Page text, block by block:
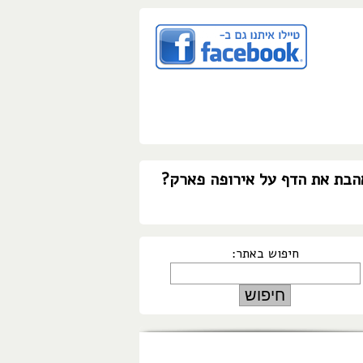
את הדף על אירופה פארק?
חיפוש באתר: